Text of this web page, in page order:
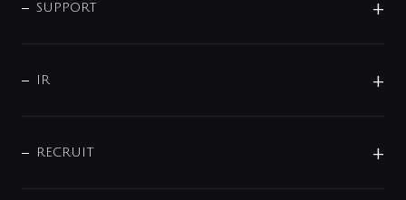
分岐
配管システム
バス・空調周辺用品
じぶんシャワーが見つかる
企業理念
会社概要
事業所案内
SUPPORT
よくあるご質問
データダウンロード
IR
IRニュース
RECRUIT